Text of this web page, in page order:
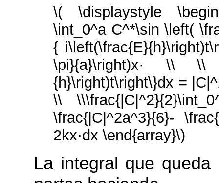
\( \displaystyle
\int_0^a C^*\sin \left(
{
\pi}{a}\right)x· \\ \\
{h}\right)t\right\}dx =
\\
\frac{|C|^2a^3}{6}-
2kx·dx \end{array}\)
La integral que